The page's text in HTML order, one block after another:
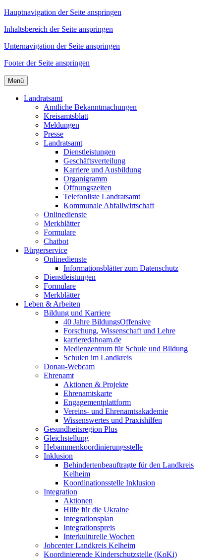
Hauptnavigation der Seite anspringen
Inhaltsbereich der Seite anspringen
Unternavigation der Seite anspringen
Footer der Seite anspringen
Menü
Landratsamt
Amtliche Bekanntmachungen
Kreisamtsblatt
Meldungen
Presse
Landratsamt
Dienstleistungen
Geschäftsverteilung
Karriere und Ausbildung
Organigramm
Öffnungszeiten
Telefonliste Landratsamt
Kommunale Abfallwirtschaft
Onlinedienste
Merkblätter
Formulare
Chatbot
Bürgerservice
Onlinedienste
Informationsblätter zum Datenschutz
Dienstleistungen
Formulare
Merkblätter
Leben & Arbeiten
Bildung und Karriere
40 Jahre BildungsOffensive
Forschung, Wissenschaft und Lehre
karrieredahoam.de
Medienzentrum für Schule und Bildung
Schulen im Landkreis
Donau-Webcam
Ehrenamt
Aktionen & Projekte
Ehrenamtskarte
Engagementplattform
Vereins- und Ehrenamtsakademie
Wissenswertes und Praxishilfen
Gesundheitsregion Plus
Gleichstellung
Hebammenkoordinierungsstelle
Inklusion
Behindertenbeauftragte für den Landkreis
Kelheim
Koordinationsstelle Inklusion
Integration
Aktionen
Hilfe für die Ukraine
Integrationsplan
Integrationspreis
Interkulturelle Wochen
Jobcenter Landkreis Kelheim
Koordinierende Kinderschutzstelle (KoKi)